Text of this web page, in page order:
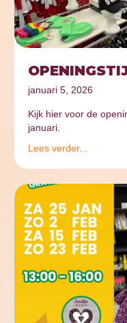
januari 5, 2026
Kijk hier voor de
januari.
Lees verder...